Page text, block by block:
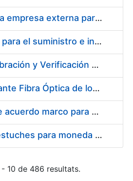
Servicios de una empresa externa para el asesoramiento y resolución de los recursos de alzada que se presentan relacionados con procesos de selección para la FNMT-RCM
Acuerdo marco para el suministro e instalación de persianas, estores y otros complementos
Servicio de Calibración y Verificación Externa de los Equipos de Medición del Servicio de Prevención de la FNMT-RCM
Conexión mediante Fibra Óptica de los Centros de Proceso de Datos (CPDs) de las sedes de la FNMT-RCM de Burgos y Madrid
Contratación de acuerdo marco para el Suministro de Material de Electricidad para la Fábrica Nacional de Moneda y Timbre-Real Casa de la Moneda en su centro de trabajo de Burgos
Suministro de estuches para moneda de 30 €
10 de 486 resultats.